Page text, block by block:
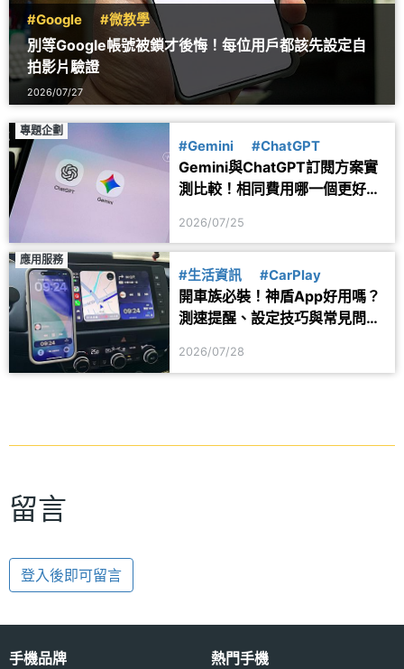
#Google #微教學
別等Google帳號被鎖才後悔！每位用戶都該先設定自
拍影片驗證
2026/07/27
專題企劃
#Gemini #ChatGPT
Gemini與ChatGPT訂閱方案實
測比較！相同費用哪一個更好
2026/07/25
應用服務
#生活資訊 #CarPlay
開車族必裝！神盾App好用嗎？
測速提醒、設定技巧與常見問題
2026/07/28
留言
登入後即可留言
手機品牌 熱門手機